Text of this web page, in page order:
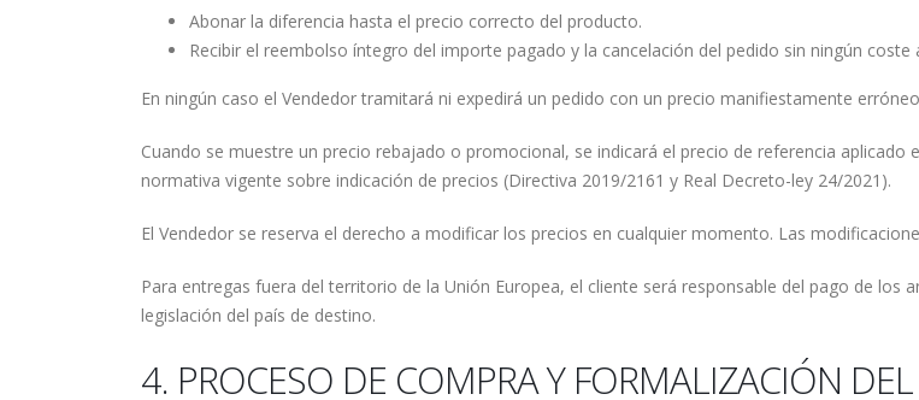
Abonar la diferencia hasta el precio correcto del producto.
Recibir el reembolso íntegro del importe pagado y la cancelación del pedido sin ningún coste
En ningún caso el Vendedor tramitará ni expedirá un pedido con un precio manifiestamente
Cuando se muestre un precio rebajado o promocional, se indicará el precio de referencia
normativa vigente sobre indicación de precios (Directiva 2019/2161 y Real Decreto-ley 24/2021).
El Vendedor se reserva el derecho a modificar los precios en cualquier momento. Las
Para entregas fuera del territorio de la Unión Europea, el cliente será responsable del pago de
legislación del país de destino.
4. PROCESO DE COMPRA Y FORMALIZACIÓN